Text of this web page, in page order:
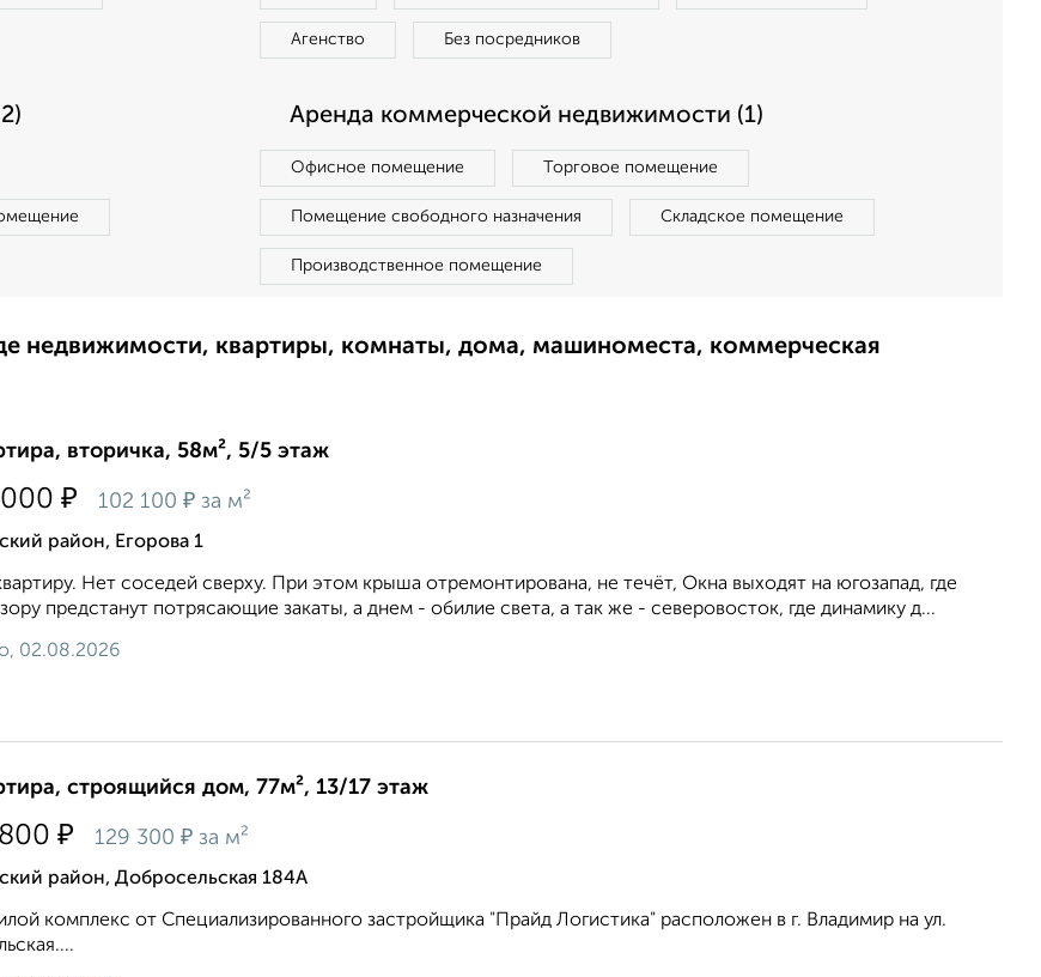
Агенство Без посредников
Аренда коммерческой недвижимости (1)
Офисное помещение Торговое помещение
Помещение свободного назначения Складское помещение
Производственное помещение
недвижимости, квартиры, комнаты, дома, машиноместа, коммерческая
вторичка, 58м², 5/5 этаж
₽ 102 100 ₽ за м²
район, Егорова 1
Нет соседей сверху. При этом крыша отремонтирована, не течёт, Окна выходят на югозапад, где
предстанут потрясающие закаты, а днем - обилие света, а так же - северовосток, где динамику д...
02.08.2026
строящийся дом, 77м², 13/17 этаж
₽ 129 300 ₽ за м²
район, Добросельская 184А
комплекс от Специализированного застройщика "Прайд Логистика" расположен в г. Владимир на ул.